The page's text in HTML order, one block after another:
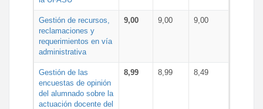
Gestión de recursos,
reclamaciones y
requerimientos en vía
administrativa
9,00 9,00 9,00
Gestión de las
encuestas de opinión
del alumnado sobre la
actuación docente del
8,99 8,99 8,49